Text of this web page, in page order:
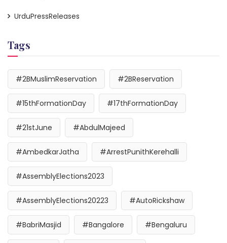
UrduPressReleases
Tags
#2BMuslimReservation #2BReservation
#15thFormationDay #17thFormationDay
#21stJune #AbdulMajeed
#AmbedkarJatha #ArrestPunithKerehalli
#AssemblyElections2023
#AssemblyElections20223 #AutoRickshaw
#BabriMasjid #Bangalore #Bengaluru